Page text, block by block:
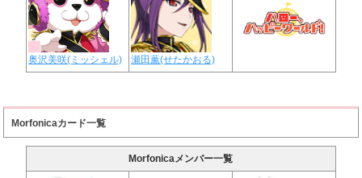
奥沢美咲(ミッシェル) 瀬田薫(せたかおる)
Morfonicaカード一覧
Morfonicaメンバー一覧